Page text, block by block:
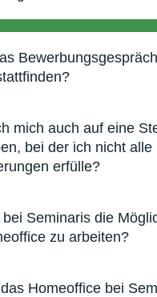
mich auch auf eine
bei der ich nicht alle
erfülle?
bei Seminaris die
zu arbeiten?
Homeoffice bei